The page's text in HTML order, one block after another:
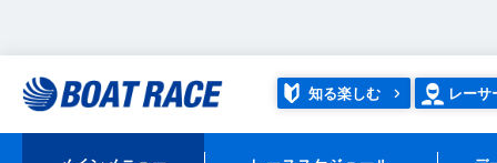
知る楽しむ レーサ